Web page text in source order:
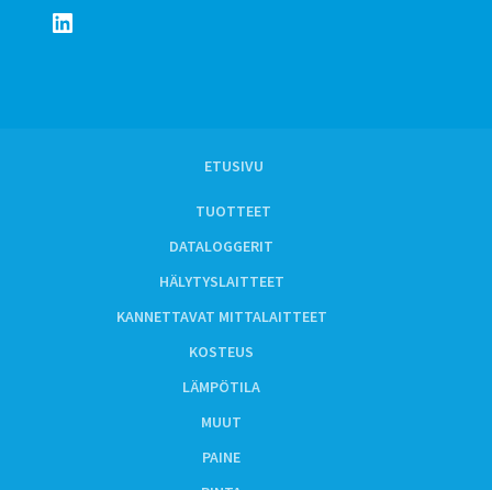
LinkedIn
ETUSIVU
TUOTTEET
DATALOGGERIT
HÄLYTYSLAITTEET
KANNETTAVAT MITTALAITTEET
KOSTEUS
LÄMPÖTILA
MUUT
PAINE